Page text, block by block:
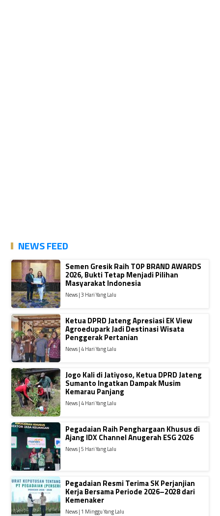
NEWS FEED
Semen Gresik Raih TOP BRAND AWARDS
2026, Bukti Tetap Menjadi Pilihan
Masyarakat Indonesia
News | 3 Hari Yang Lalu
Ketua DPRD Jateng Apresiasi EK View
Agroedupark Jadi Destinasi Wisata
Penggerak Pertanian
News | 4 Hari Yang Lalu
Jogo Kali di Jatiyoso, Ketua DPRD Jateng
Sumanto Ingatkan Dampak Musim
Kemarau Panjang
News | 4 Hari Yang Lalu
Pegadaian Raih Penghargaan Khusus di
Ajang IDX Channel Anugerah ESG 2026
News | 5 Hari Yang Lalu
Pegadaian Resmi Terima SK Perjanjian
Kerja Bersama Periode 2026–2028 dari
Kemenaker
News | 1 Minggu Yang Lalu